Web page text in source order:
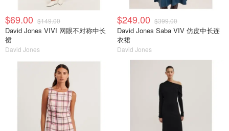
$69.00 $149.00
David Jones VIVI 网眼不对称中长
裙
David Jones
$249.00 $399.00
David Jones Saba VIV 仿皮中长连
衣裙
David Jones